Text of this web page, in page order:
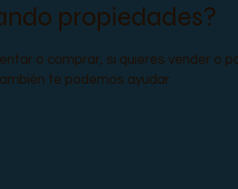
propiedades?
o comprar, si quieres vender o
te podemos ayudar.